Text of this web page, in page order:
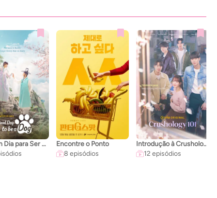
Um Bom Dia para Ser um Cachorro
Encontre o Ponto
8 episódios
Introdução à Crushologia
12 episódios